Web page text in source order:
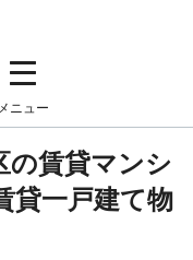
メニュー
の賃貸マンシ
貸一戸建て物